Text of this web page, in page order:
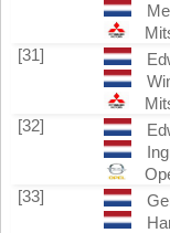
[31]
[32]
[33]